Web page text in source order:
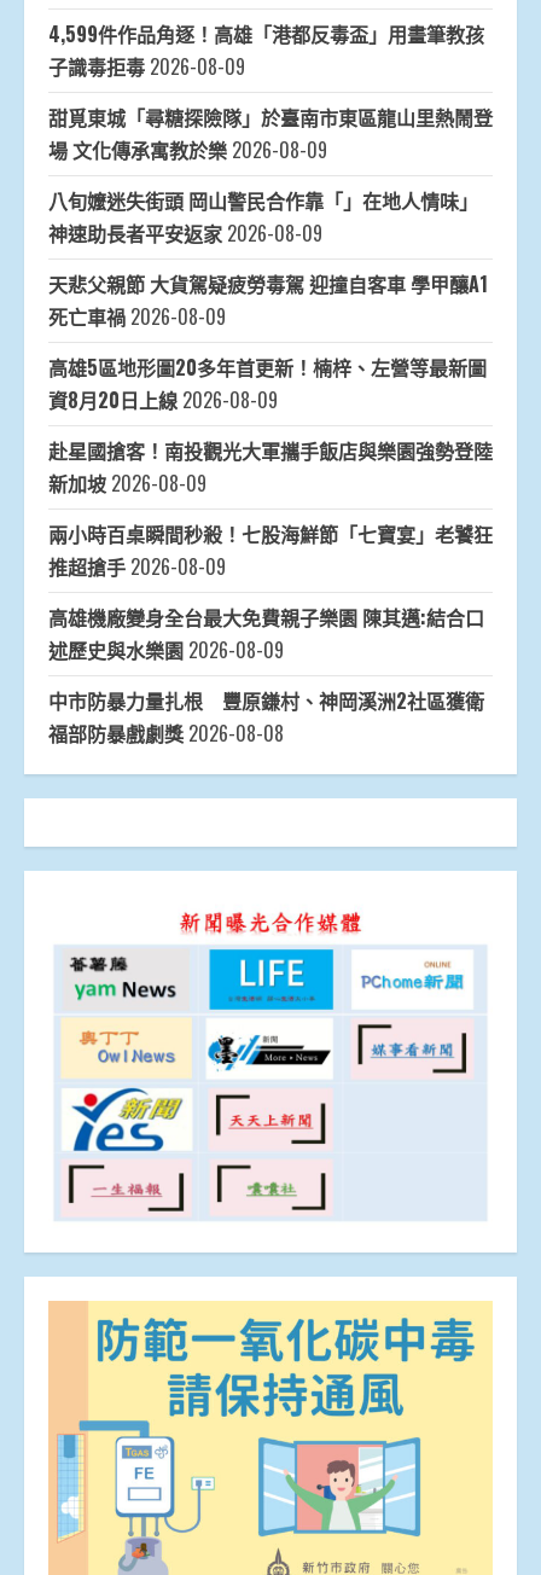
4,599件作品角逐！高雄「港都反毒盃」用畫筆教孩
子識毒拒毒 2026-08-09
甜覓東城「尋糖探險隊」於臺南市東區龍山里熱鬧登
場 文化傳承寓教於樂 2026-08-09
八旬嬤迷失街頭 岡山警民合作靠「」在地人情味」
神速助長者平安返家 2026-08-09
天悲父親節 大貨駕疑疲勞毒駕 迎撞自客車 學甲釀A1
死亡車禍 2026-08-09
高雄5區地形圖20多年首更新！楠梓、左營等最新圖
資8月20日上線 2026-08-09
赴星國搶客！南投觀光大軍攜手飯店與樂園強勢登陸
新加坡 2026-08-09
兩小時百桌瞬間秒殺！七股海鮮節「七寶宴」老饕狂
推超搶手 2026-08-09
高雄機廠變身全台最大免費親子樂園 陳其邁:結合口
述歷史與水樂園 2026-08-09
中市防暴力量扎根 豐原鎌村、神岡溪洲2社區獲衛
福部防暴戲劇獎 2026-08-08